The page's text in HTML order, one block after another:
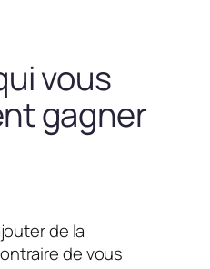
vous
gagner
de la
de vous